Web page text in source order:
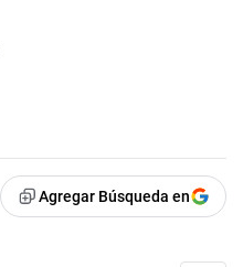
Agregar Búsqueda en